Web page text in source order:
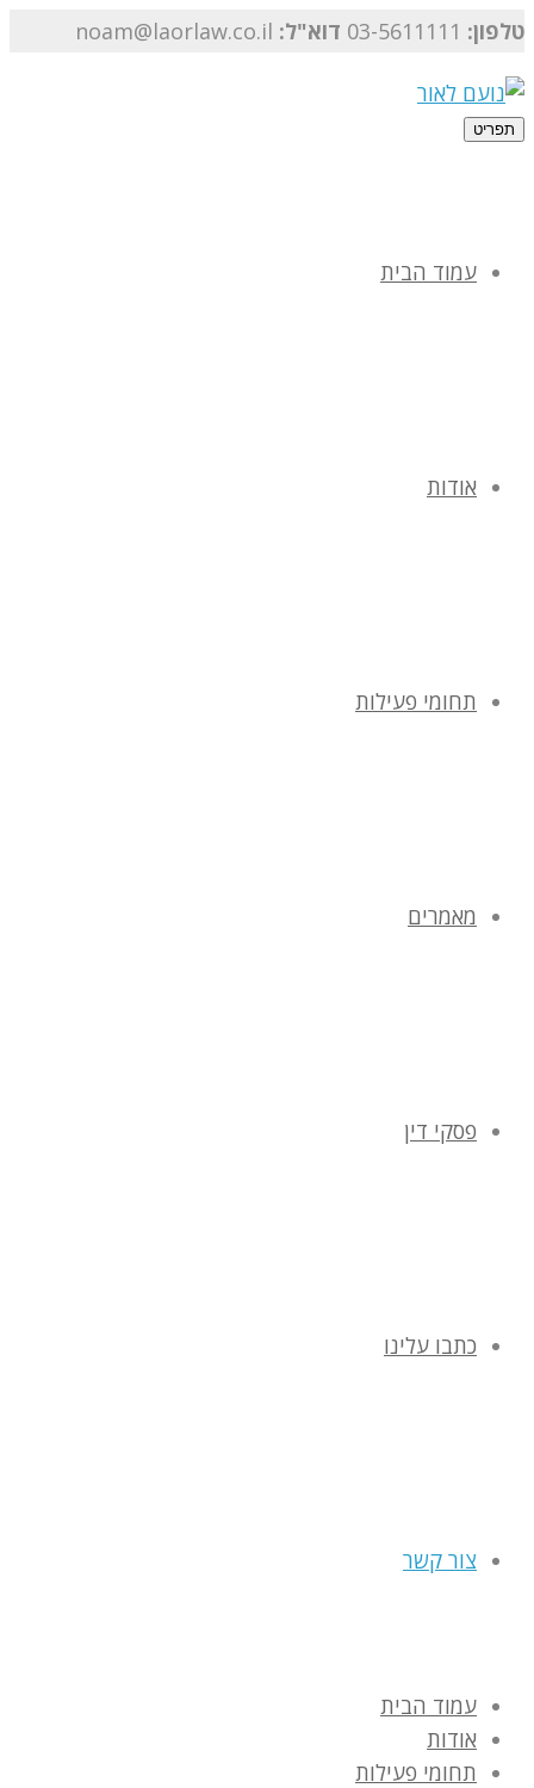
טלפון: דוא"ל:
תפריט
עמוד הבית
אודות
תחומי פעילות
מאמרים
פסקי דין
כתבו עלינו
צור קשר
עמוד הבית
אודות
תחומי פעילות